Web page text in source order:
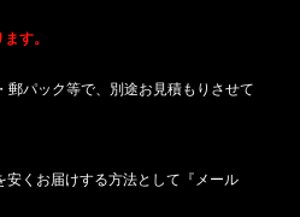
す。
郵パック等で、別途お見積もりさせて
くお届けする方法として『メール